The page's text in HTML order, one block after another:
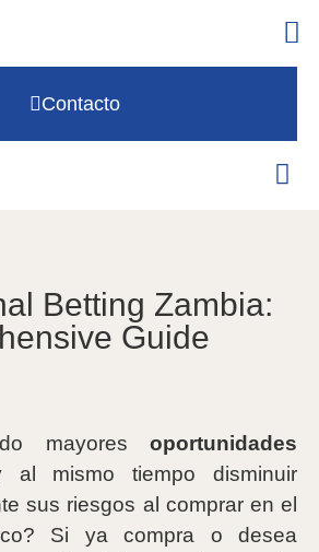
Contacto
Betting Zambia:
Guide
mayores oportunidades
al mismo tiempo disminuir
sus riesgos al comprar en el
Si ya compra o desea